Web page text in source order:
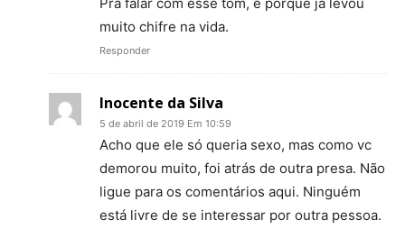
muito chifre na vida.
Responder
Inocente da Silva
5 de abril de 2019 Em 10:59
Acho que ele só queria sexo, mas como vc
demorou muito, foi atrás de outra presa. Não
ligue para os comentários aqui. Ninguém
está livre de se interessar por outra pessoa.